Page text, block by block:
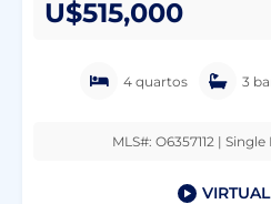
U$515,000
4 quartos 3
MLS#: O6357112 |